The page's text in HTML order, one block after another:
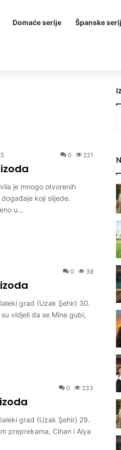
Domaće serije Španske
0 221
je mnogo otvorenih
koji slijede.
u…
0 38
grad (Uzak Şehir) 30.
vidjeli da se Mine gubi,
0 233
grad (Uzak Şehir) 29.
preprekama, Cihan i Alya